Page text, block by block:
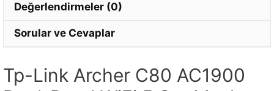
Değerlendirmeler (0)
Sorular ve Cevaplar
Tp-Link Archer C80 AC1900